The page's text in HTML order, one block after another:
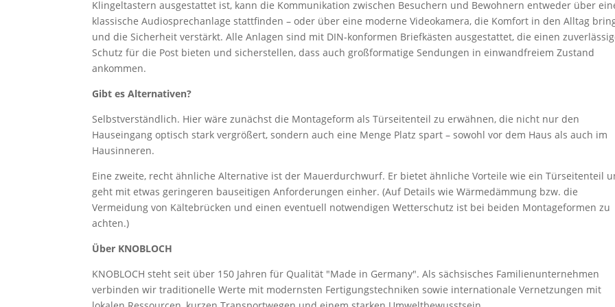
Klingeltastern ausgestattet ist, kann die Kommunikation zwischen Besuchern und Bewohnern entweder über
klassische Audiosprechanlage stattfinden – oder über eine moderne Videokamera, die Komfort in den Alltag
und die Sicherheit verstärkt. Alle Anlagen sind mit DIN-konformen Briefkästen ausgestattet, die einen
Schutz für die Post bieten und sicherstellen, dass auch großformatige Sendungen in einwandfreiem Zustand
ankommen.
Gibt es Alternativen?
Selbstverständlich. Hier wäre zunächst die Montageform als Türseitenteil zu erwähnen, die nicht nur den
Hauseingang optisch stark vergrößert, sondern auch eine Menge Platz spart – sowohl vor dem Haus als auch im
Hausinneren.
Eine zweite, recht ähnliche Alternative ist der Mauerdurchwurf. Er bietet ähnliche Vorteile wie ein Türseitenteil
geht mit etwas geringeren bauseitigen Anforderungen einher. (Auf Details wie Wärmedämmung bzw. die
Vermeidung von Kältebrücken und einen eventuell notwendigen Wetterschutz ist bei beiden Montageformen zu
achten.)
Über KNOBLOCH
KNOBLOCH steht seit über 150 Jahren für Qualität "Made in Germany". Als sächsisches Familienunternehmen
verbinden wir traditionelle Werte mit modernsten Fertigungstechniken sowie internationale Vernetzungen mit